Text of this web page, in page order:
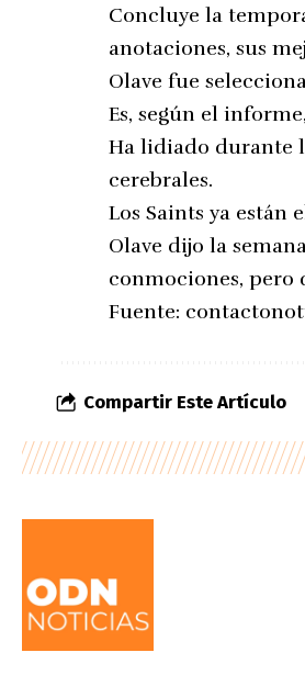
Concluye la
anotaciones, sus
Olave fue
Es, según el
Ha lidiado durante
cerebrales.
Los Saints ya
Olave dijo la
conmociones, pero
Fuente:
Compartir Este Artículo